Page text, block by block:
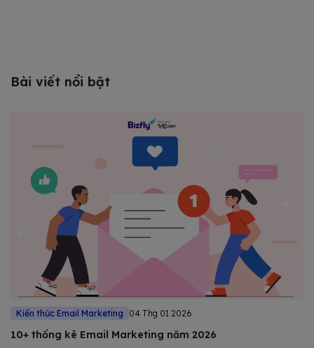
Bài viết nổi bật
Kiến thức Email Marketing 04 Thg 01 2026
10+ thống kê Email Marketing năm 2026